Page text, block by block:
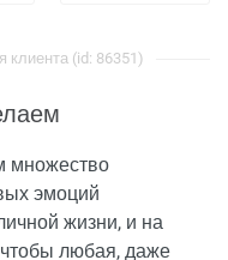
клиента (id: 86351)
множество
эмоций
жизни, и на
любая, даже